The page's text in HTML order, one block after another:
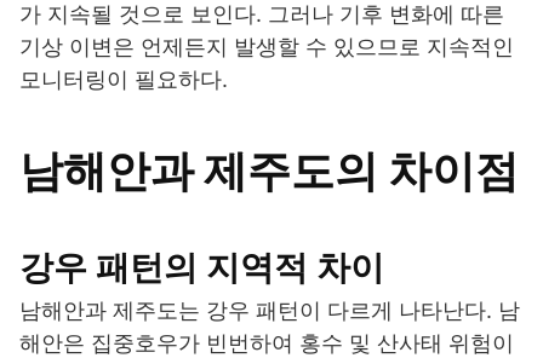
가 지속될 것으로 보인다. 그러나 기후 변화에 따른
기상 이변은 언제든지 발생할 수 있으므로 지속적인
모니터링이 필요하다.
남해안과 제주도의 차이점
강우 패턴의 지역적 차이
남해안과 제주도는 강우 패턴이 다르게 나타난다. 남
해안은 집중호우가 빈번하여 홍수 및 산사태 위험이